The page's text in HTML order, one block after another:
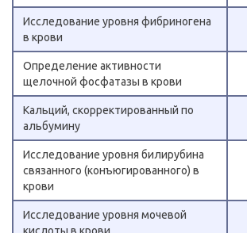
Исследование уровня фибриногена
в крови
Определение активности
щелочной фосфатазы в крови
Кальций, скорректированный по
альбумину
Исследование уровня билирубина
связанного (конъюгированного) в
крови
Исследование уровня мочевой